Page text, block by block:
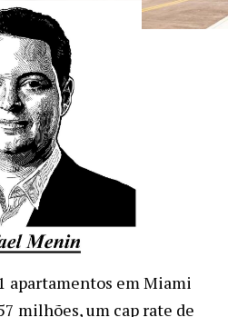
apartamentos em Miami
milhões, um cap rate de